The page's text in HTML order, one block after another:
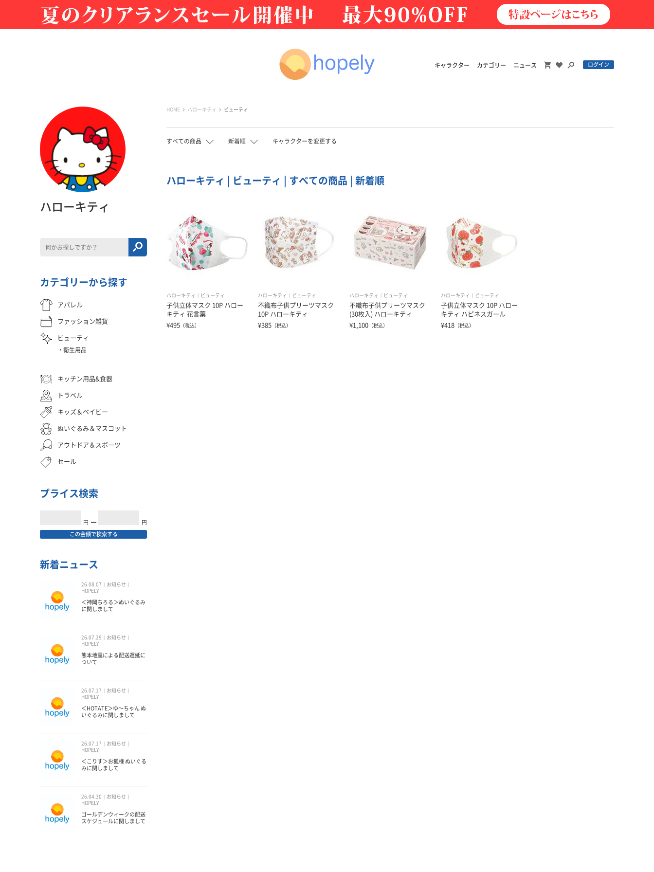
キャラクター カテゴリー ニュース ログイン
HOME ハローキティ ビューティ
すべての商品 新着順 キャラクターを変更する
ハローキティ | ビューティ | すべての商品 | 新着順
ハローキティ ビューティ
子供立体マスク 10P ハロー
キティ 花言葉
¥495 （税込）
ハローキティ ビューティ
不織布子供プリーツマスク
10P ハローキティ
¥385 （税込）
ハローキティ ビューティ
不織布子供プリーツマスク
(30枚入) ハローキティ
¥1,100 （税込）
ハローキティ ビューティ
子供立体マスク 10P ハロー
キティ ハピネスガール
¥418 （税込）
ハローキティ
カテゴリーから探す
アパレル
ファッション雑貨
ビューティ
衛生用品
キッチン用品&食器
トラベル
キッズ＆ベイビー
ぬいぐるみ＆マスコット
アウトドア＆スポーツ
セール
プライス検索
円 ━ 円
この金額で検索する
新着ニュース
26.08.07
お知らせ
HOPELY
＜神岡ちろる＞ぬいぐるみ
に関しまして
26.07.29
お知らせ
HOPELY
熊本地震による配送遅延に
ついて
26.07.17
お知らせ
HOPELY
＜HOTATE＞ゆ〜ちゃん ぬ
いぐるみに関しまして
26.07.17
お知らせ
HOPELY
＜こりす＞お狐様 ぬいぐる
みに関しまして
26.04.30
お知らせ
HOPELY
ゴールデンウィークの配送
スケジュールに関しまして